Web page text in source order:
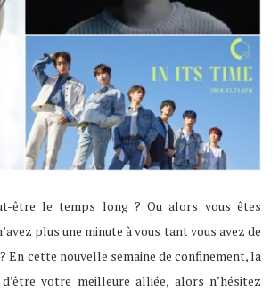
être le temps long ? Ou alors vous êtes
plus une minute à vous tant vous avez de
En cette nouvelle semaine de confinement, la
votre meilleure alliée, alors n’hésitez